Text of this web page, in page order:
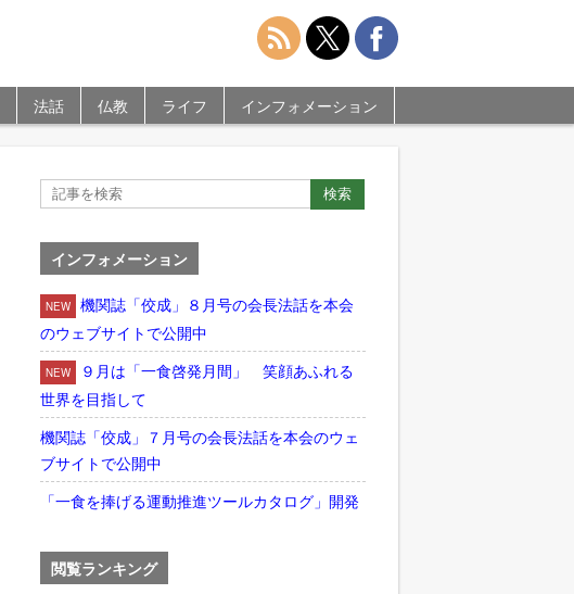
法話 仏教 ライフ インフォメーション
インフォメーション
NEW
機関誌「佼成」８月号の会長法話を本会
のウェブサイトで公開中
NEW
９月は「一食啓発月間」 笑顔あふれる
世界を目指して
機関誌「佼成」７月号の会長法話を本会のウェ
ブサイトで公開中
「一食を捧げる運動推進ツールカタログ」開発
閲覧ランキング